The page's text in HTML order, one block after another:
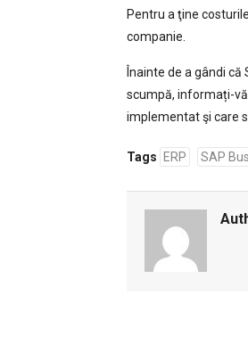
Pentru a ţine
companie.
Înainte de a gândi că
scumpă, informați-
implementat şi care
Tags ERP SAP